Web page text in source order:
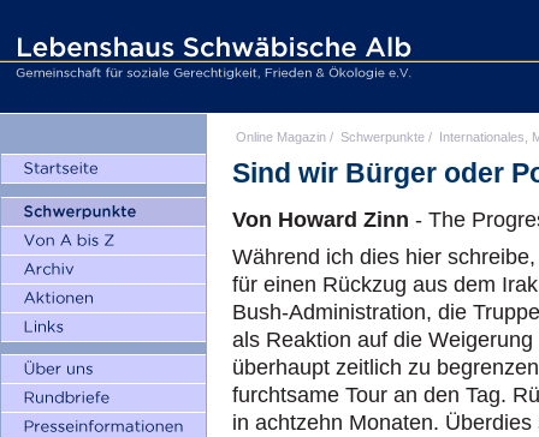
Online Magazin / Schwerpunkte / Internationales,
Sind wir Bürger oder
Von Howard Zinn - The
Während ich dies hier
für einen Rückzug aus dem
Bush-Administration, die
als Reaktion auf die
überhaupt zeitlich zu
furchtsame Tour an den Tag.
in achtzehn Monaten.